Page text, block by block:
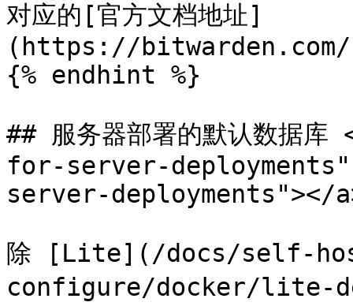
对应的[官方文档地址]
(https://
{% endhint %}
## 服务器部署的默认数
for-server-
server-deployments"></
除 [Lite](/docs/self-
configure/docker/lite-